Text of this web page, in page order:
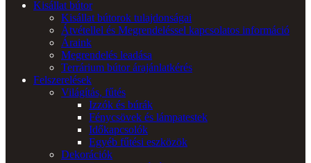
Kisállat bútor
Kisállat bútorok tulajdonságai
Átvétellel és Megrendeléssel kapcsolatos információ
Áraink
Megrendelés leadása
Terrárium bútor árajánlatkérés
Felszerelések
Világítás, fűtés
Izzók és búrák
Fénycsövek és lámpatestek
Időkapcsolók
Egyéb fűtési eszközök
Dekorációk